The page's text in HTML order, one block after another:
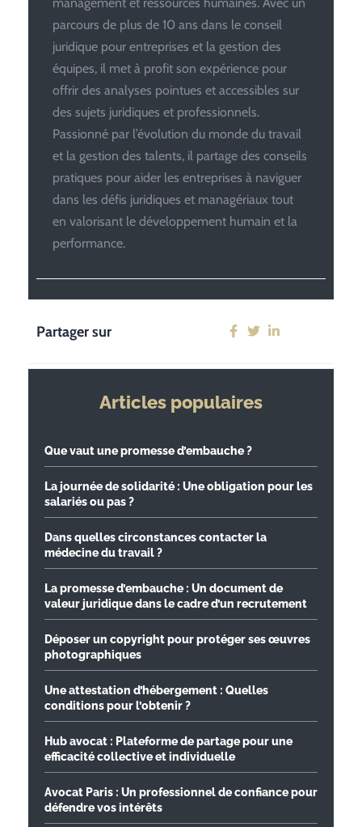
parcours de plus de 10 ans dans le conseil
juridique pour entreprises et la gestion des
équipes, il met à profit son expérience pour
offrir des analyses pointues et accessibles sur
des sujets juridiques et professionnels.
Passionné par l’évolution du monde du travail
et la gestion des talents, il partage des conseils
pratiques pour aider les entreprises à naviguer
dans les défis juridiques et managériaux tout
en valorisant le développement humain et la
performance.
Partager sur
Articles populaires
Que vaut une promesse d’embauche ?
La journée de solidarité : Une obligation pour les
salariés ou pas ?
Dans quelles circonstances contacter la
médecine du travail ?
La promesse d’embauche : Un document de
valeur juridique dans le cadre d’un recrutement
Déposer un copyright pour protéger ses œuvres
photographiques
Une attestation d’hébergement : Quelles
conditions pour l’obtenir ?
Hub avocat : Plateforme de partage pour une
efficacité collective et individuelle
Avocat Paris : Un professionnel de confiance pour
défendre vos intérêts